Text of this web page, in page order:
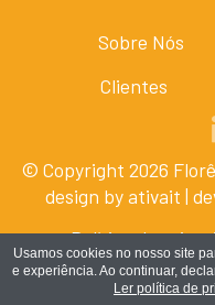
Usamos cookies no nosso site
e experiência. Ao continuar,
Ler política de
Sobre Nós
Clientes
© Copyright 2026
design byativait |
Política de